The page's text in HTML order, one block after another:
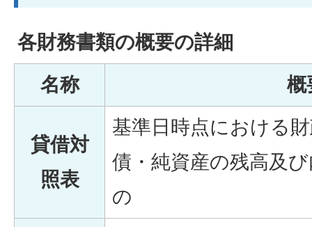
各財務書類の概要の詳細
名称
概
貸借対
照表
基準日時点における
債・純資産の残高及
の